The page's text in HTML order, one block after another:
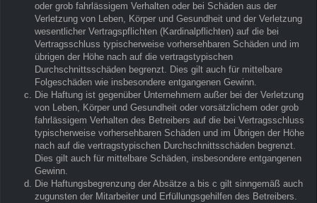
oder grob fahrlässigem Verhalten oder bei Schäden aus der
Verletzung von Leben, Körper und Gesundheit und der Verletzung
wesentlicher Vertragspflichten (Kardinalpflichten) auf die bei
Vertragsschluss typischerweise vorhersehbaren Schäden und im
übrigen der Höhe nach auf die vertragstypischen
Durchschnittsschäden begrenzt. Dies gilt auch für mittelbare
Folgeschäden wie insbesondere entgangenen Gewinn.
Die Haftung ist gegenüber Unternehmern außer bei der Verletzung
von Leben, Körper und Gesundheit oder vorsätzlichem oder grob
fahrlässigem Verhalten des Betreibers auf die bei Vertragsschluss
typischerweise vorhersehbaren Schäden und im Übrigen der Höhe
nach auf die vertragstypischen Durchschnittsschäden begrenzt.
Dies gilt auch für mittelbare Schäden, insbesondere entgangenen
Gewinn.
Die Haftungsbegrenzung der Absätze a bis c gilt sinngemäß auch
zugunsten der Mitarbeiter und Erfüllungsgehilfen des Betreibers.